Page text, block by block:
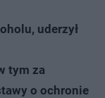
uderzył
tym za
o ochronie